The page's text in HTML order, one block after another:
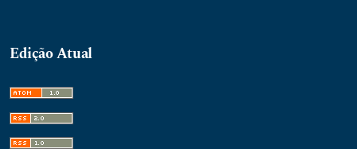
Edição Atual